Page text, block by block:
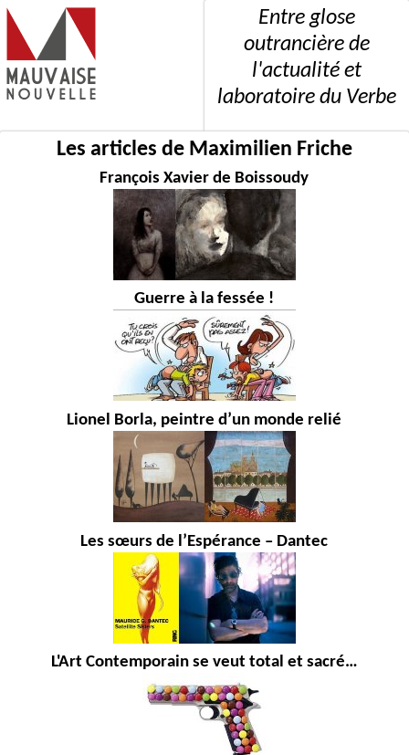
Entre glose
outrancière de
l'actualité et
laboratoire du Verbe
Les articles de Maximilien Friche
François Xavier de Boissoudy
Guerre à la fessée !
Lionel Borla, peintre d’un monde relié
Les sœurs de l’Espérance – Dantec
L'Art Contemporain se veut total et sacré…